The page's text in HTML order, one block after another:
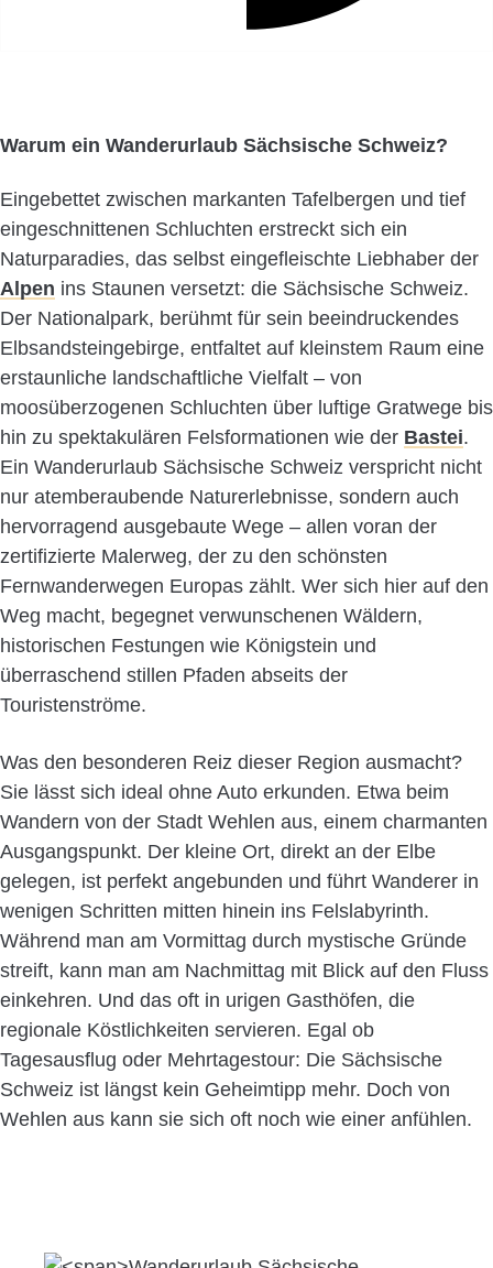
Warum ein Wanderurlaub Sächsische Schweiz?
Eingebettet zwischen markanten Tafelbergen und tief
eingeschnittenen Schluchten erstreckt sich ein
Naturparadies, das selbst eingefleischte Liebhaber der
Alpen ins Staunen versetzt: die Sächsische Schweiz.
Der Nationalpark, berühmt für sein beeindruckendes
Elbsandsteingebirge, entfaltet auf kleinstem Raum eine
erstaunliche landschaftliche Vielfalt – von
moosüberzogenen Schluchten über luftige Gratwege bis
hin zu spektakulären Felsformationen wie der Bastei.
Ein Wanderurlaub Sächsische Schweiz verspricht nicht
nur atemberaubende Naturerlebnisse, sondern auch
hervorragend ausgebaute Wege – allen voran der
zertifizierte Malerweg, der zu den schönsten
Fernwanderwegen Europas zählt. Wer sich hier auf den
Weg macht, begegnet verwunschenen Wäldern,
historischen Festungen wie Königstein und
überraschend stillen Pfaden abseits der
Touristenströme.
Was den besonderen Reiz dieser Region ausmacht?
Sie lässt sich ideal ohne Auto erkunden. Etwa beim
Wandern von der Stadt Wehlen aus, einem charmanten
Ausgangspunkt. Der kleine Ort, direkt an der Elbe
gelegen, ist perfekt angebunden und führt Wanderer in
wenigen Schritten mitten hinein ins Felslabyrinth.
Während man am Vormittag durch mystische Gründe
streift, kann man am Nachmittag mit Blick auf den Fluss
einkehren. Und das oft in urigen Gasthöfen, die
regionale Köstlichkeiten servieren. Egal ob
Tagesausflug oder Mehrtagestour: Die Sächsische
Schweiz ist längst kein Geheimtipp mehr. Doch von
Wehlen aus kann sie sich oft noch wie einer anfühlen.